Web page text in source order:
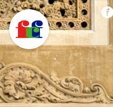
Vés
al
contingut
FEDERACIÓ CATALANA
DE FOTOGRAFIA
F
C
F